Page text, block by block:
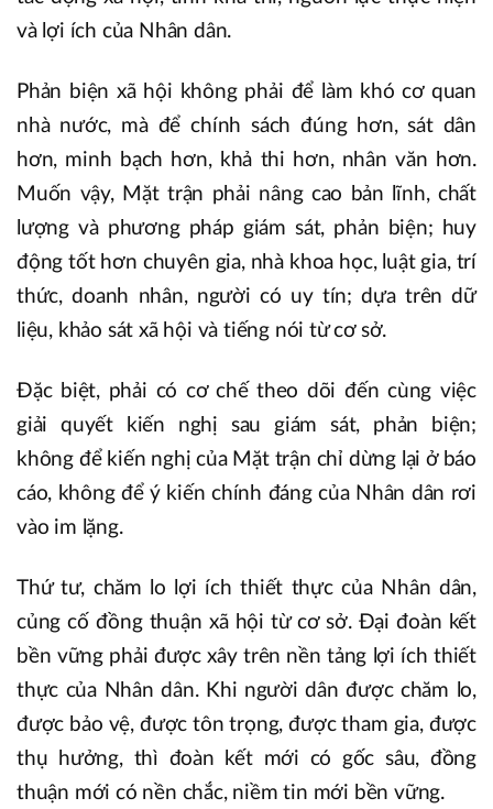
và lợi ích của Nhân dân.
Phản biện xã hội không phải để làm khó cơ quan
nhà nước, mà để chính sách đúng hơn, sát dân
hơn, minh bạch hơn, khả thi hơn, nhân văn hơn.
Muốn vậy, Mặt trận phải nâng cao bản lĩnh, chất
lượng và phương pháp giám sát, phản biện; huy
động tốt hơn chuyên gia, nhà khoa học, luật gia, trí
thức, doanh nhân, người có uy tín; dựa trên dữ
liệu, khảo sát xã hội và tiếng nói từ cơ sở.
Đặc biệt, phải có cơ chế theo dõi đến cùng việc
giải quyết kiến nghị sau giám sát, phản biện;
không để kiến nghị của Mặt trận chỉ dừng lại ở báo
cáo, không để ý kiến chính đáng của Nhân dân rơi
vào im lặng.
Thứ tư, chăm lo lợi ích thiết thực của Nhân dân,
củng cố đồng thuận xã hội từ cơ sở. Đại đoàn kết
bền vững phải được xây trên nền tảng lợi ích thiết
thực của Nhân dân. Khi người dân được chăm lo,
được bảo vệ, được tôn trọng, được tham gia, được
thụ hưởng, thì đoàn kết mới có gốc sâu, đồng
thuận mới có nền chắc, niềm tin mới bền vững.